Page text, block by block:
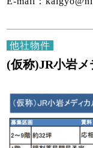
他社物件
(仮称)JR小岩